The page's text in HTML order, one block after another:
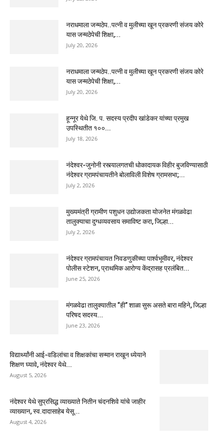
नराधमाला जन्मठेप..पत्नी व मुलीच्या खून प्रकरणी संजय कोरे
यास जन्मठेपेची शिक्षा,...
July 20, 2026
नराधमाला जन्मठेप..पत्नी व मुलीच्या खून प्रकरणी संजय कोरे
यास जन्मठेपेची शिक्षा,...
July 20, 2026
हून्नूर येथे जि. प. सदस्य प्रदीप खांडेकर यांच्या प्रमुख
उपस्थितीत १००...
July 18, 2026
नंदेश्वर-जुनोनी रस्त्यालगतची धोकादायक विहीर बुजविण्यासाठी
नंदेश्वर ग्रामपंचायतीने बोलाविली विशेष ग्रामसभा;...
July 2, 2026
मुख्यमंत्री ग्रामीण पशुधन उद्योजकता योजनेत मंगळवेढा
तालुक्याचा दुग्धव्यवसाय समाविष्ट करा, जिल्हा...
July 2, 2026
नंदेश्वर ग्रामपंचायत निवडणुकीच्या पार्श्वभूमीवर, नंदेश्वर
पोलीस स्टेशन, प्राथमिक आरोग्य केंद्रासह प्रलंबित...
June 25, 2026
मंगळवेढा तालुक्यातील “ही” शाळा सुरू असते बारा महिने, जिल्हा
परिषद सदस्य...
June 23, 2026
विद्यार्थ्यांनी आई-वडिलांचा व शिक्षकांचा सन्मान राखून ध्येयाने
शिक्षण घ्यावे, नंदेश्वर येथे...
August 5, 2026
नंदेश्वर येथे सुप्रसिद्ध व्याख्याते नितीन चंदनशिवे यांचे जाहीर
व्याख्यान, स्व.दादासाहेब येसू...
August 4, 2026